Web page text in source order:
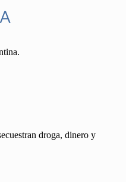
droga, dinero y